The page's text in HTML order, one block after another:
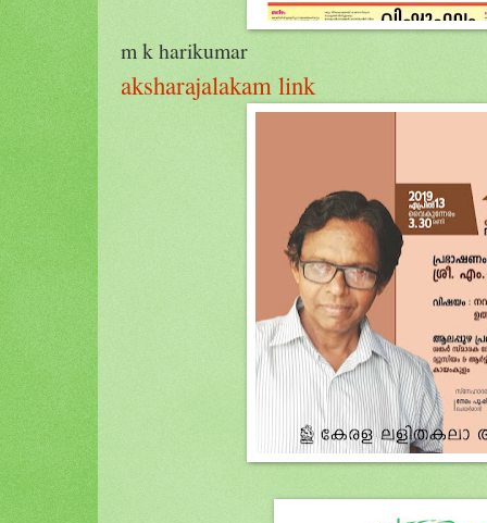
m k harikumar
aksharajalakam link